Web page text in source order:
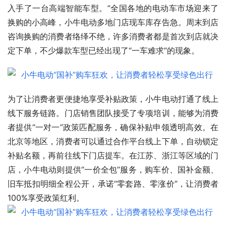
入手了一台高端智能车型。”全国各地的电动车市场迎来了
换购的小高峰，小牛电动多地门店现车库存告急。周末到店
咨询换购的消费者络绎不绝，许多消费者都是首次到店就决
定下单，不少爆款车型已经出现了“一车难求”的现象。
为了让消费者更便捷地享受补贴政策，小牛电动打通了线上
线下服务链路。门店销售团队接受了专项培训，能够为消费
者提供“一对一”政策匹配服务，确保补贴申领透明高效。在
北京等地区，消费者可以通过合作平台线上下单，自动锁定
补贴名额，再前往线下门店提车。在江苏、浙江等区域的门
店，小牛电动则提供“一价全包”服务，购车价、国补金额、
旧车抵扣明细全程公开，承诺“零套路、零涨价”，让消费者
100%享受政策红利。